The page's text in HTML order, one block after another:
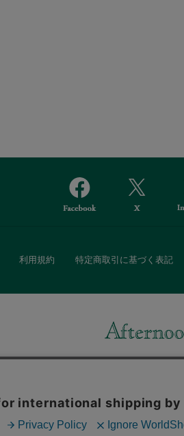
利用規約 特定商取引に基づく表記
また、ギフトセットなどギフトにぴった
「ソーシャルギフト」サービス